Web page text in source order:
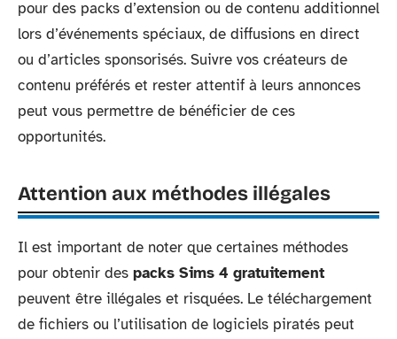
pour des packs d’extension ou de contenu additionnel
lors d’événements spéciaux, de diffusions en direct
ou d’articles sponsorisés. Suivre vos créateurs de
contenu préférés et rester attentif à leurs annonces
peut vous permettre de bénéficier de ces
opportunités.
Attention aux méthodes illégales
Il est important de noter que certaines méthodes
pour obtenir des packs Sims 4 gratuitement
peuvent être illégales et risquées. Le téléchargement
de fichiers ou l’utilisation de logiciels piratés peut